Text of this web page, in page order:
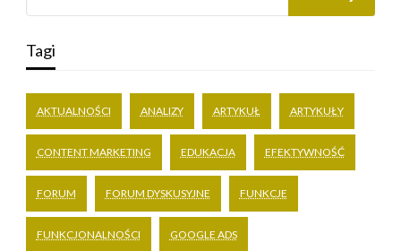
Tagi
AKTUALNOŚCI ANALIZY ARTYKUŁ ARTYKUŁY
CONTENT MARKETING EDUKACJA EFEKTYWNOŚĆ
FORUM FORUM DYSKUSYJNE FUNKCJE
FUNKCJONALNOŚCI GOOGLE ADS